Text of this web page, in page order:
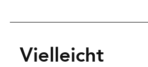
Vielleicht